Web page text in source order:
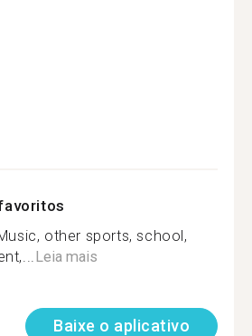
other sports, school,
Leia mais
Baixe o aplicativo